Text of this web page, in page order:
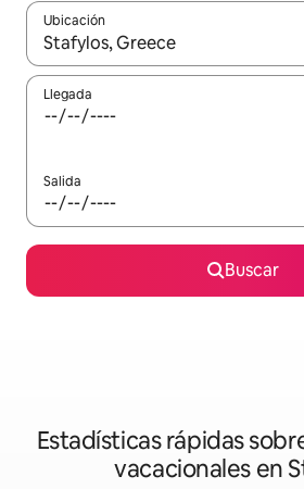
Ubicación
Cuando los resultados estén
Llegada
Salida
Buscar
Estadísticas rápidas
vacacionales en